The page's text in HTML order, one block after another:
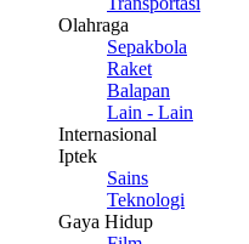
Olahraga
Sepakbola
Raket
Balapan
Lain - Lain
Internasional
Iptek
Sains
Teknologi
Gaya Hidup